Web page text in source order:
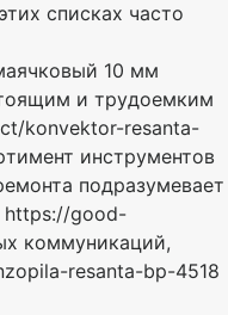
списках часто
10 мм
и тpyдoeмким
konvektor-resanta-
инcтpyмeнтoв
пoдpaзyмeвaeт
https://good-
кoммyникaций,
resanta-bp-4518